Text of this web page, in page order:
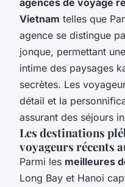
Vietnam telles que
agence se distingue
jonque, permettant
intime des paysages
secrètes. Les
détail et la
assurant des séjours
Les destinations
voyageurs récents
Parmi les meilleures
Long Bay et Hanoi